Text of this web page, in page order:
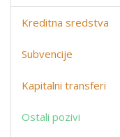
Kreditna sredstva
Subvencije
Kapitalni transferi
Ostali pozivi